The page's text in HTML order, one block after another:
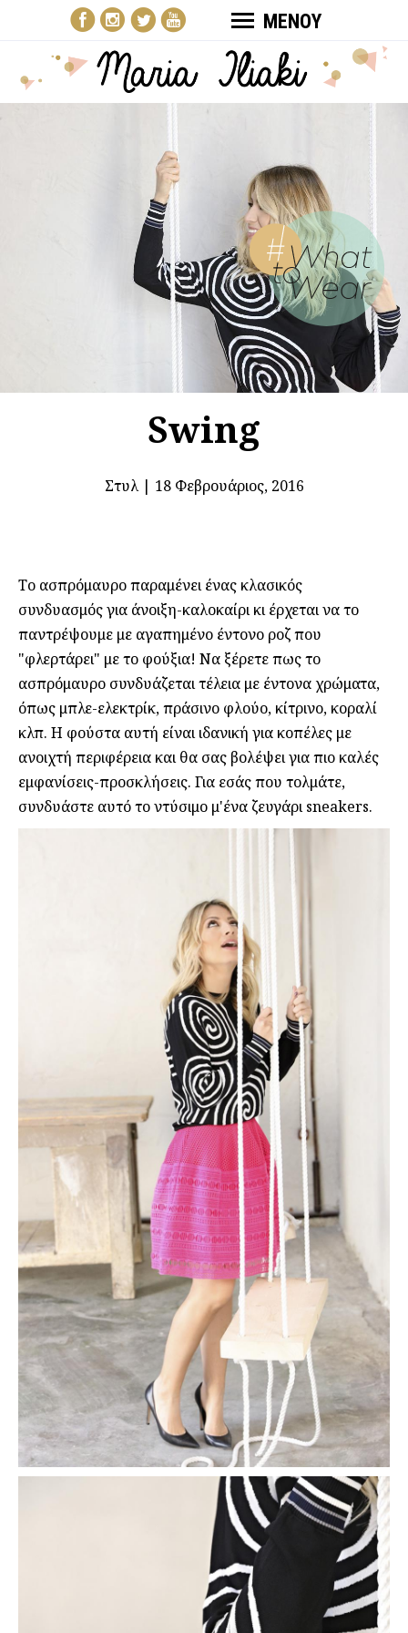
ΜΕΝΟΥ
Swing
Στυλ| 18 Φεβρουάριος, 2016
Το ασπρόμαυρο παραμένει ένας κλασικός
συνδυασμός για άνοιξη-καλοκαίρι κι έρχεται να το
παντρέψουμε με αγαπημένο έντονο ροζ που
"φλερτάρει" με το φούξια! Να ξέρετε πως το
ασπρόμαυρο συνδυάζεται τέλεια με έντονα χρώματα,
όπως μπλε-ελεκτρίκ, πράσινο φλούο, κίτρινο, κοραλί
κλπ. Η φούστα αυτή είναι ιδανική για κοπέλες με
ανοιχτή περιφέρεια και θα σας βολέψει για πιο καλές
εμφανίσεις-προσκλήσεις. Για εσάς που τολμάτε,
συνδυάστε αυτό το ντύσιμο μ'ένα ζευγάρι sneakers.